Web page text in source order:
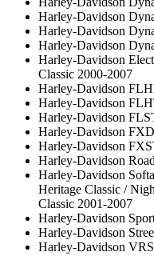
Harley-Davidson
Harley-Davidson
Harley-Davidson
Harley-Davidson
Classic 2000-2007
Harley-Davidson
Harley-Davidson
Harley-Davidson
Harley-Davidson
Harley-Davidson
Harley-Davidson
Harley-Davidson
Heritage Classic /
Classic 2001-2007
Harley-Davidson
Harley-Davidson
Harley-Davidson